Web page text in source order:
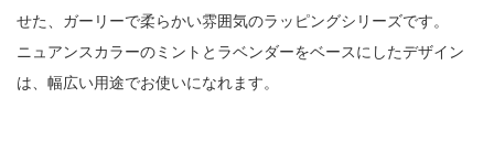
せた、ガーリーで柔らかい雰囲気のラッピングシリーズです。
ニュアンスカラーのミントとラベンダーをベースにしたデザイン
は、幅広い用途でお使いになれます。